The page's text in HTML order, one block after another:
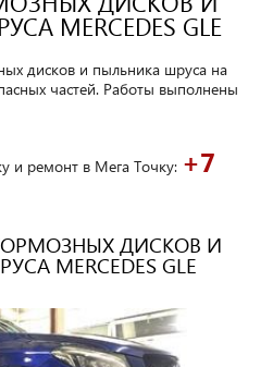
MERCEDES GLE
дисков и пыльника шруса на
частей. Работы выполнены
и ремонт в Мега Точку: +7
ДИСКОВ И
MERCEDES GLE